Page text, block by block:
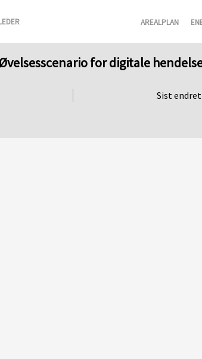
AREALPLAN
for digitale
Sist endret